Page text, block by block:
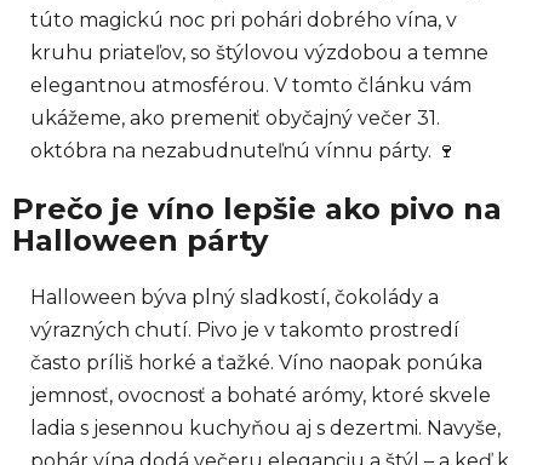
túto magickú noc pri pohári dobrého vína, v
kruhu priateľov, so štýlovou výzdobou a temne
elegantnou atmosférou. V tomto článku vám
ukážeme, ako premeniť obyčajný večer 31.
októbra na nezabudnuteľnú vínnu párty. 🍷
Prečo je víno lepšie ako pivo na
Halloween párty
Halloween býva plný sladkostí, čokolády a
výrazných chutí. Pivo je v takomto prostredí
často príliš horké a ťažké. Víno naopak ponúka
jemnosť, ovocnosť a bohaté arómy, ktoré skvele
ladia s jesennou kuchyňou aj s dezertmi. Navyše,